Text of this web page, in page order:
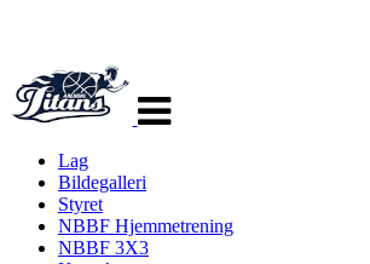
navigasjon
Lag
Bildegalleri
Styret
NBBF Hjemmetrening
NBBF 3X3